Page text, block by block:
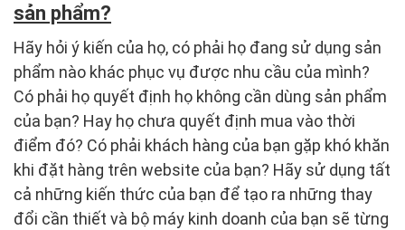
sản phẩm?
Hãy hỏi ý kiến của họ, có phải họ đang sử dụng sản
phẩm nào khác phục vụ được nhu cầu của mình?
Có phải họ quyết định họ không cần dùng sản phẩm
của bạn? Hay họ chưa quyết định mua vào thời
điểm đó? Có phải khách hàng của bạn gặp khó khăn
khi đặt hàng trên website của bạn? Hãy sử dụng tất
cả những kiến thức của bạn để tạo ra những thay
đổi cần thiết và bộ máy kinh doanh của bạn sẽ từng